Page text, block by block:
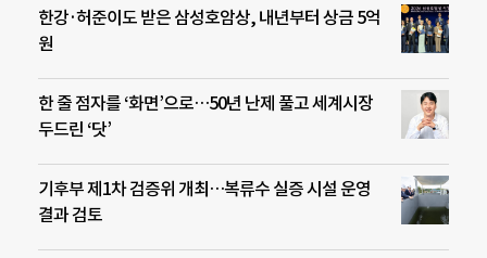
한강·허준이도 받은 삼성호암상, 내년부터 상금 5억
원
한 줄 점자를 ‘화면’으로…50년 난제 풀고 세계시장
두드린 ‘닷’
기후부 제1차 검증위 개최…복류수 실증 시설 운영
결과 검토